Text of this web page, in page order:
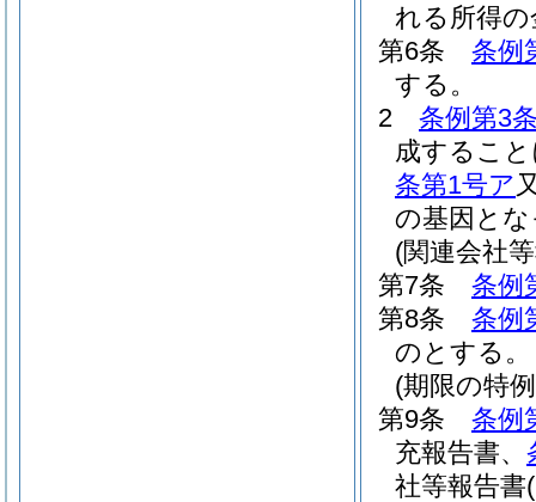
れる所得
第6条
条例
する。
2
条例第3
成するこ
条第1号ア
の基因と
(関連会社
第7条
条例
第8条
条例
のとする。
(期限の特
第9条
条例
充報告書、
社等報告書